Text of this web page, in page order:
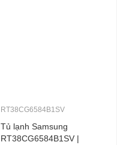
RT38CG6584B1SV
Tủ lạnh Samsung
RT38CG6584B1SV |